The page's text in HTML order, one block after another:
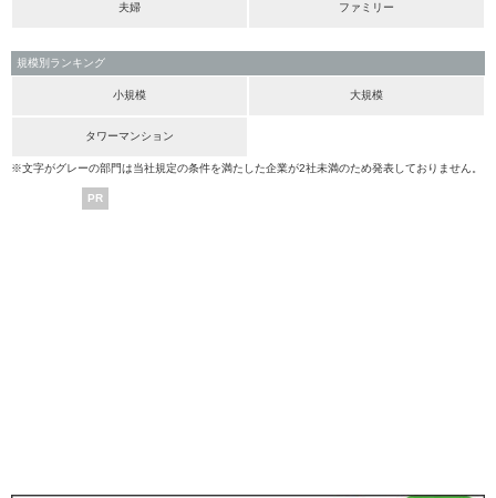
夫婦 ファミリー
規模別ランキング
小規模 大規模
タワーマンション
※文字がグレーの部門は当社規定の条件を満たした企業が2社未満のため発表しておりません。
PR